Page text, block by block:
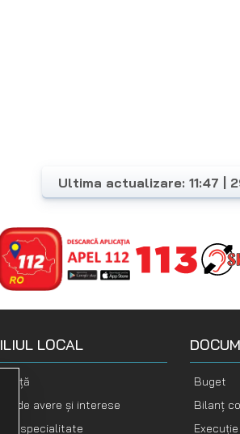
Ultima actualizare: 11:47 |
LOCAL
de avere și interese
de specialitate
Buget
Bilanț